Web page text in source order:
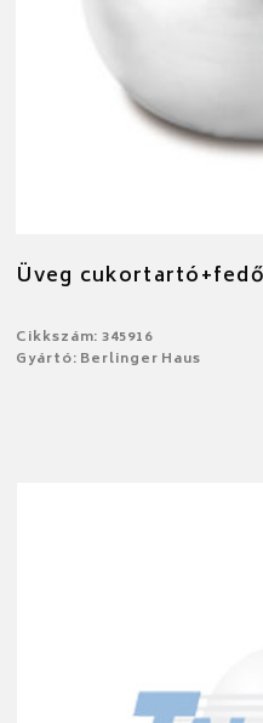
Üveg
Cikkszám: 345916
Gyártó: Berlinger Haus